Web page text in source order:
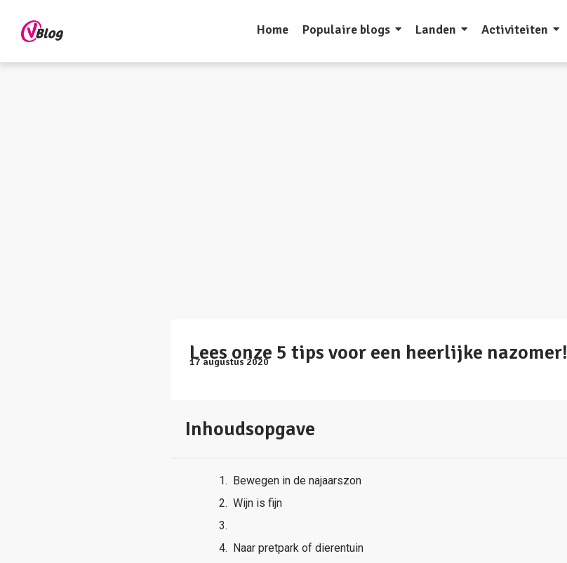
Home Populaire blogs Landen Activiteiten
Lees onze 5 tips voor een heerlijke nazomer!
17 augustus 2020
Inhoudsopgave
Bewegen in de najaarszon
Wijn is fijn
Naar pretpark of dierentuin